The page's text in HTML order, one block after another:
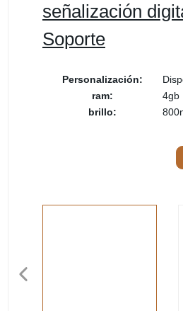
señalización
Soporte
Personalización:
ram:
4gb
brillo: